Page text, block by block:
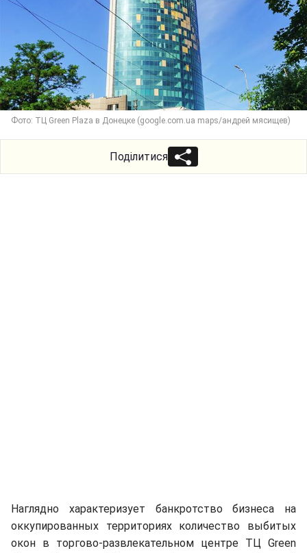
Фото: ТЦ Green Plaza в Донецке (google.com.ua maps/андрей мясищев)
Поділитися
Наглядно характеризует банкротство бизнеса на
оккупированных территориях количество выбитых
окон в торгово-развлекательном центре ТЦ Green